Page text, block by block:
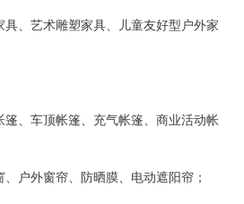
具、艺术雕塑家具、儿童友好型户外家
篷、车顶帐篷、充气帐篷、商业活动帐
户外窗帘、防晒膜、电动遮阳帘；